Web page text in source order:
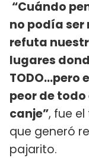
“Cuándo
no podía ser
refuta
lugares
TODO...pero
peor de todo
canje”, fue
que generó
pajarito.